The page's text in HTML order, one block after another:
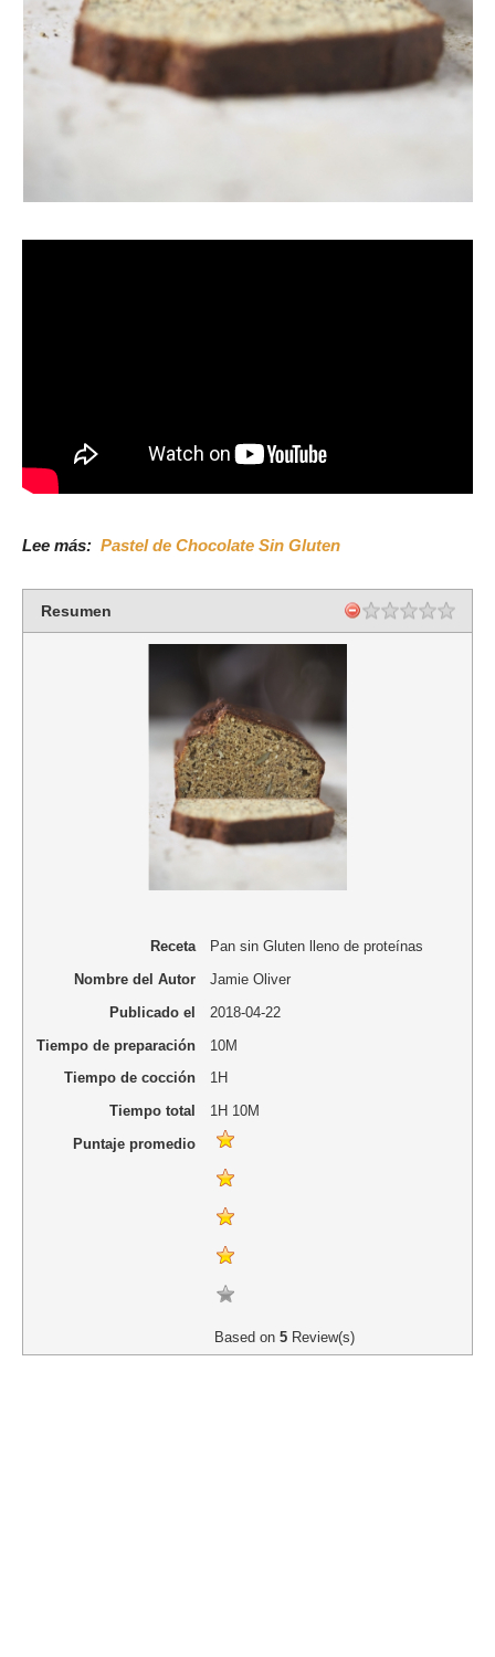
Lee más: Pastel de Chocolate Sin Gluten
Resumen
Receta
Pan sin Gluten lleno de proteínas
Nombre del Autor
Jamie Oliver
Publicado el
2018-04-22
Tiempo de preparación
10M
Tiempo de cocción
1H
Tiempo total
1H 10M
Puntaje promedio
Based on 5 Review(s)